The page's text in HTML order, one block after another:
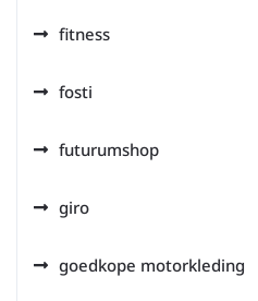
fitness
fosti
futurumshop
giro
goedkope motorkleding